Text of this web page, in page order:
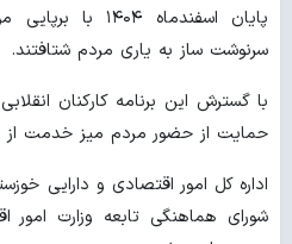
پایان اسفندماه
سرنوشت ساز به یاری مردم شتافتند.
با گسترش این برنامه کارکنان
حمایت از حضور مردم میز خدمت از
اداره کل امور اقتصادی و دارایی
شورای هماهنگی تابعه وزارت امور